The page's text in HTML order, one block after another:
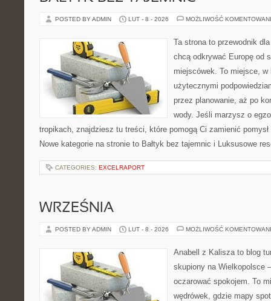
POSTED BY ADMIN LUT - 8 - 2026 MOŻLIWOŚĆ
Ta strona to przewodnik
chcą odkrywać Europę od
miejscówek. To miejsce,
użytecznymi
przez planowanie, aż po
wody. Jeśli marzysz o
tropikach, znajdziesz tu treści, które pomogą Ci zamienić
Nowe kategorie na stronie to Bałtyk bez tajemnic i Luksusowe
CATEGORIES: EXCELRAPORT
WRZEŚNIA
POSTED BY ADMIN LUT - 8 - 2026 MOŻLIWOŚĆ
Anabell z Kalisza to blog
skupiony na Wielkopolsce
oczarować spokojem. To
wędrówek, gdzie mapy